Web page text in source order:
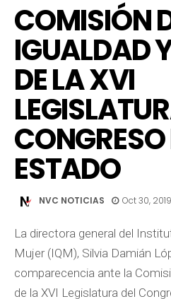
COMISIÓN
IGUALDAD
DE LA XVI
CONGRESO
ESTADO
NVC NOTICIAS Oct 30, 2019
La directora general del
Mujer (IQM), Silvia Damián
comparecencia ante la
de la XVI Legislatura del